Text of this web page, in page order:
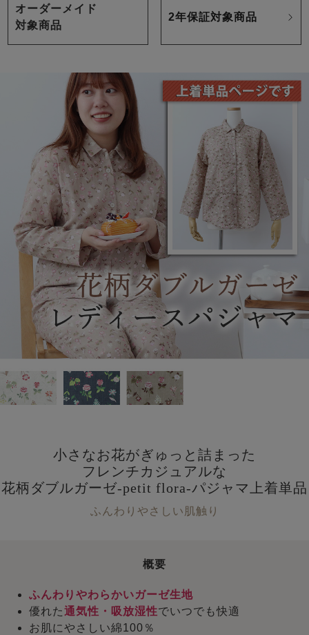
オーダーメイド
対象商品
2年保証対象商品
小さなお花がぎゅっと詰まった
フレンチカジュアルな
花柄ダブルガーゼ-petit flora-パジャマ上着単品
ふんわりやさしい肌触り
概要
ふんわりやわらかいガーゼ生地
優れた通気性・吸放湿性でいつでも快適
お肌にやさしい綿100％